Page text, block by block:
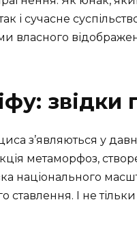
і сучасне
власного
звідки
з’являються у
метаморфоз,
національного
ставлення. І не